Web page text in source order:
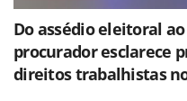
Do assédio eleitoral
procurador esclarece
direitos trabalhistas